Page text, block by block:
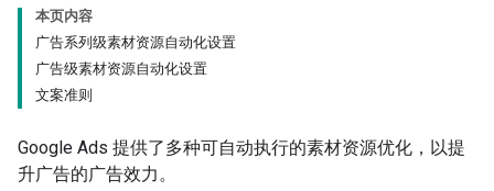
本页内容
广告系列级素材资源自动化设置
广告级素材资源自动化设置
文案准则
Google Ads 提供了多种可自动执行的素材资源优化，以提
升广告的广告效力。